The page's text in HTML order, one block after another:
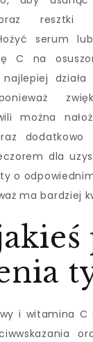
resztki
serum
C na
działa
można
dodatkowo
dla
o
ma bardziej
i witamina C